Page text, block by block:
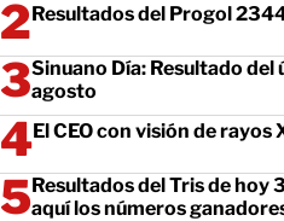
Resultados del Progol
Sinuano Día: Resultado
agosto
El CEO con visión de rayos
Resultados del Tris de hoy
aquí los números